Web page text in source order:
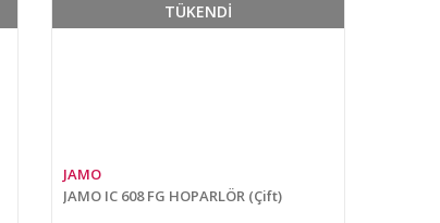
TÜKENDİ
JAMO
JAMO IC 608 FG HOPARLÖR (Çift)